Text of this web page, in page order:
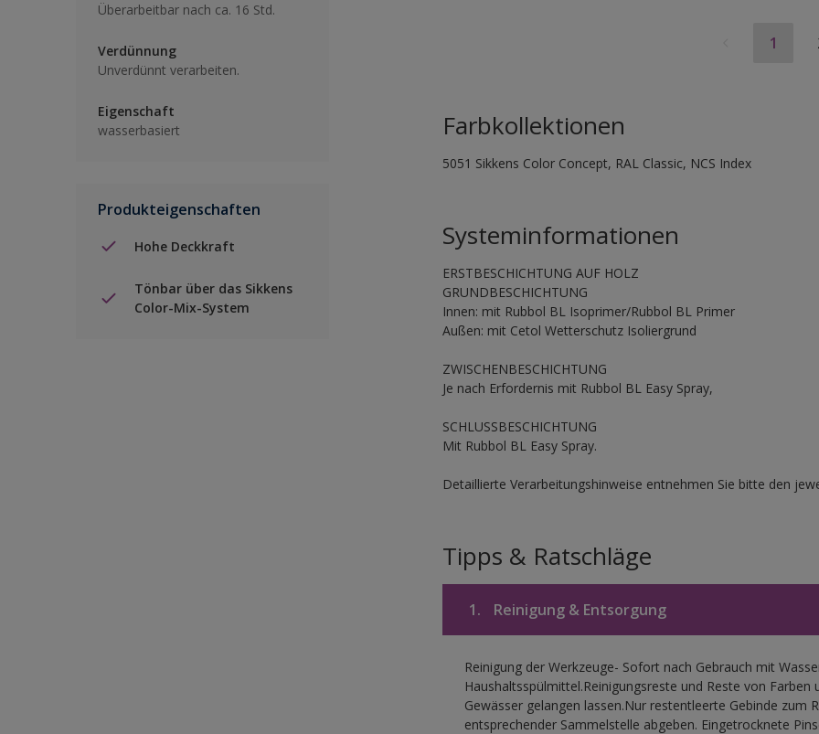
Überarbeitbar nach ca. 16 Std.
Verdünnung
Unverdünnt verarbeiten.
Eigenschaft
wasserbasiert
Produkteigenschaften
Hohe Deckkraft
Tönbar über das Sikkens
Color-Mix-System
1
Farbkollektionen
5051 Sikkens Color Concept, RAL Classic, NCS Index
Systeminformationen
ERSTBESCHICHTUNG AUF HOLZ
GRUNDBESCHICHTUNG
Innen: mit Rubbol BL Isoprimer/Rubbol BL Primer
Außen: mit Cetol Wetterschutz Isoliergrund
ZWISCHENBESCHICHTUNG
Je nach Erfordernis mit Rubbol BL Easy Spray,
SCHLUSSBESCHICHTUNG
Mit Rubbol BL Easy Spray.
Detaillierte Verarbeitungshinweise entnehmen Sie bitte den
Tipps & Ratschläge
1. Reinigung & Entsorgung
Reinigung der Werkzeuge- Sofort nach Gebrauch mit
Haushaltsspülmittel.Reinigungsreste und Reste von
Gewässer gelangen lassen.Nur restentleerte Gebinde zum
entsprechender Sammelstelle abgeben. Eingetrocknete